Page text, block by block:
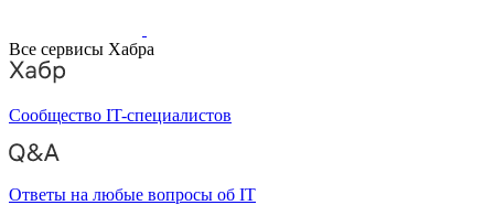
Все сервисы Хабра
Сообщество IT-специалистов
Ответы на любые вопросы об IT